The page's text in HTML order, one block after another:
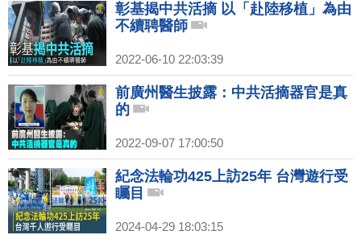
彰基揭中共活摘 以「赴陸移植」為由
不續聘醫師
2022-06-10 22:03:39
前廣州醫生披露：中共活摘器官是真
的
2022-09-07 17:00:50
紀念法輪功425上訪25年 台灣遊行受
矚目
2024-04-29 18:03:15